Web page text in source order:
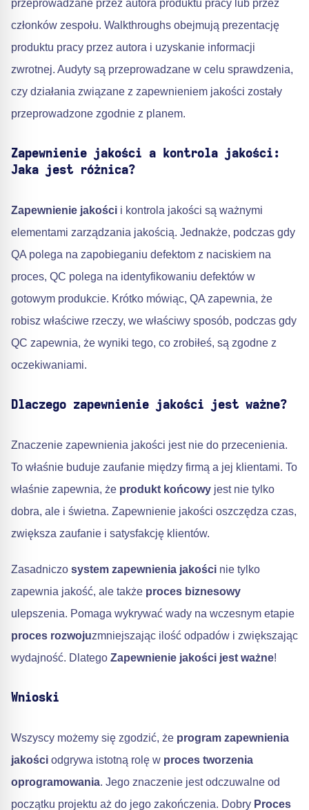
przeprowadzane przez autora produktu pracy lub przez
członków zespołu. Walkthroughs obejmują prezentację
produktu pracy przez autora i uzyskanie informacji
zwrotnej. Audyty są przeprowadzane w celu sprawdzenia,
czy działania związane z zapewnieniem jakości zostały
przeprowadzone zgodnie z planem.
Zapewnienie jakości a kontrola jakości:
Jaka jest różnica?
Zapewnienie jakości i kontrola jakości są ważnymi
elementami zarządzania jakością. Jednakże, podczas gdy
QA polega na zapobieganiu defektom z naciskiem na
proces, QC polega na identyfikowaniu defektów w
gotowym produkcie. Krótko mówiąc, QA zapewnia, że
robisz właściwe rzeczy, we właściwy sposób, podczas gdy
QC zapewnia, że wyniki tego, co zrobiłeś, są zgodne z
oczekiwaniami.
Dlaczego zapewnienie jakości jest ważne?
Znaczenie zapewnienia jakości jest nie do przecenienia.
To właśnie buduje zaufanie między firmą a jej klientami. To
właśnie zapewnia, że produkt końcowy jest nie tylko
dobra, ale i świetna. Zapewnienie jakości oszczędza czas,
zwiększa zaufanie i satysfakcję klientów.
Zasadniczo system zapewnienia jakości nie tylko
zapewnia jakość, ale także proces biznesowy
ulepszenia. Pomaga wykrywać wady na wczesnym etapie
proces rozwojuzmniejszając ilość odpadów i zwiększając
wydajność. Dlatego Zapewnienie jakości jest ważne!
Wnioski
Wszyscy możemy się zgodzić, że program zapewnienia
jakości odgrywa istotną rolę w proces tworzenia
oprogramowania. Jego znaczenie jest odczuwalne od
początku projektu aż do jego zakończenia. Dobry Proces